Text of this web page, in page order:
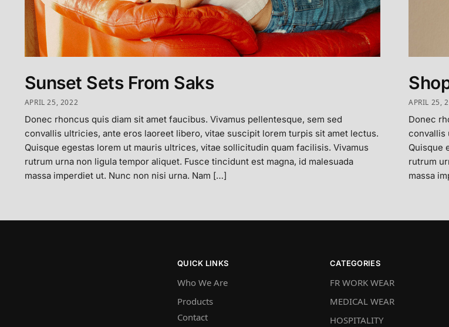
Sunset Sets From Saks
APRIL 25, 2022
Donec rhoncus quis diam sit amet faucibus. Vivamus pellentesque, sem sed
convallis ultricies, ante eros laoreet libero, vitae suscipit lorem turpis sit amet lectus.
Quisque egestas lorem ut mauris ultrices, vitae sollicitudin quam facilisis. Vivamus
rutrum urna non ligula tempor aliquet. Fusce tincidunt est magna, id malesuada
massa imperdiet ut. Nunc non nisi urna. Nam […]
APRIL 25,
Donec
convallis
Quisque
rutrum
massa
QUICK LINKS
Who We Are
Products
Contact
CATEGORIES
FR WORK WEAR
MEDICAL WEAR
HOSPITALITY